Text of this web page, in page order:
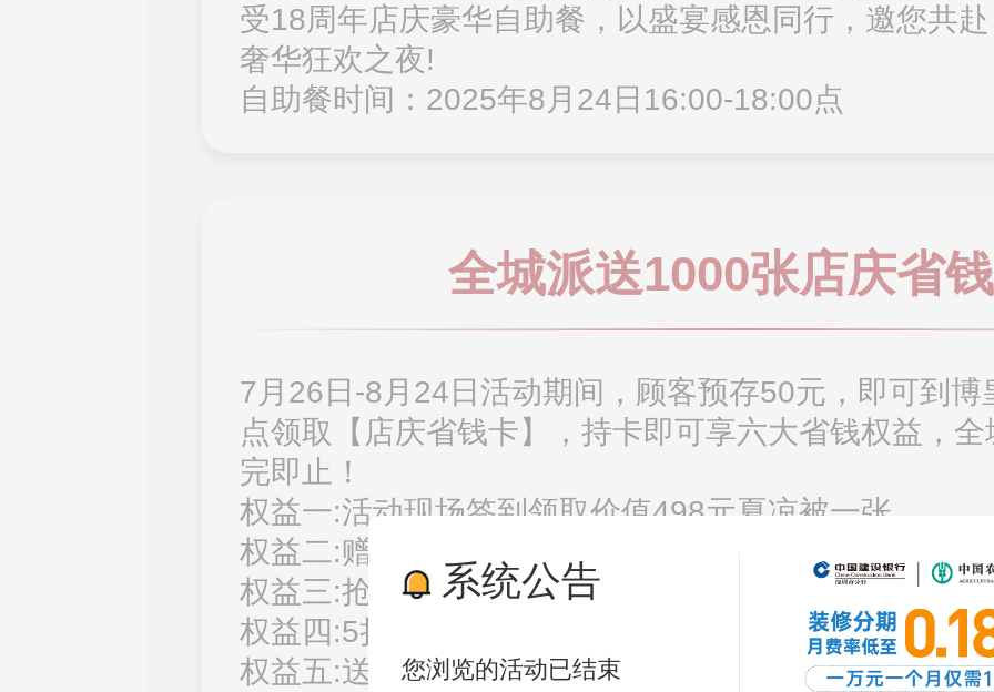
受18周年店庆豪华自助餐，以盛宴感恩同行，邀您共赴
奢华狂欢之夜!
自助餐时间：2025年8月24日16:00-18:00点
全城派送1000张店庆省
7月26日-8月24日活动期间，顾客预存50元，即可到博
点领取【店庆省钱卡】，持卡即可享六大省钱权益，
完即止！
权益一:活动现场签到领取价值498元夏凉被一张
权益二:赠送200元无门槛现金通用消费券
权益三:抢5000元现金返现
权益四:5折产品抢购特权
权益五:送飞天茅台、现金等抽奖券2张
系统公告
您浏览的活动已结束